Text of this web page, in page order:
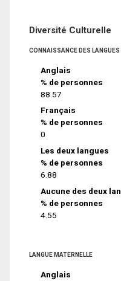
Diversité Culturelle
CONNAISSANCE DES LANGUES
Anglais
% de personnes
88.57
Français
% de personnes
0
Les deux langues
% de personnes
6.88
Aucune des deux
% de personnes
4.55
LANGUE MATERNELLE
Anglais